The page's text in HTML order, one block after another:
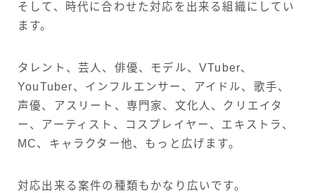
そして、時代に合わせた対応を出来る組織にしてい
ます。
タレント、芸人、俳優、モデル、VTuber、
YouTuber、インフルエンサー、アイドル、歌手、
声優、アスリート、専門家、文化人、クリエイタ
ー、アーティスト、コスプレイヤー、エキストラ、
MC、キャラクター他、もっと広げます。
対応出来る案件の種類もかなり広いです。